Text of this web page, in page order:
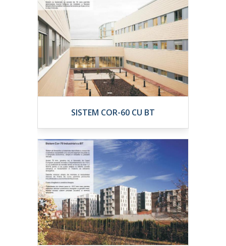
SISTEM COR-60 CU BT